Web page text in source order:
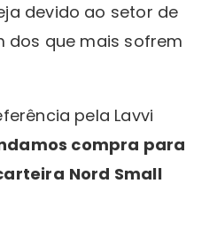
devido ao setor de
dos que mais sofrem
pela Lavvi
compra para
Nord Small